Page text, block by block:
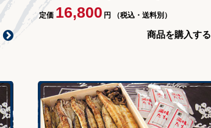
定価 16,800 円 （税込・送料別）
商品を購入する